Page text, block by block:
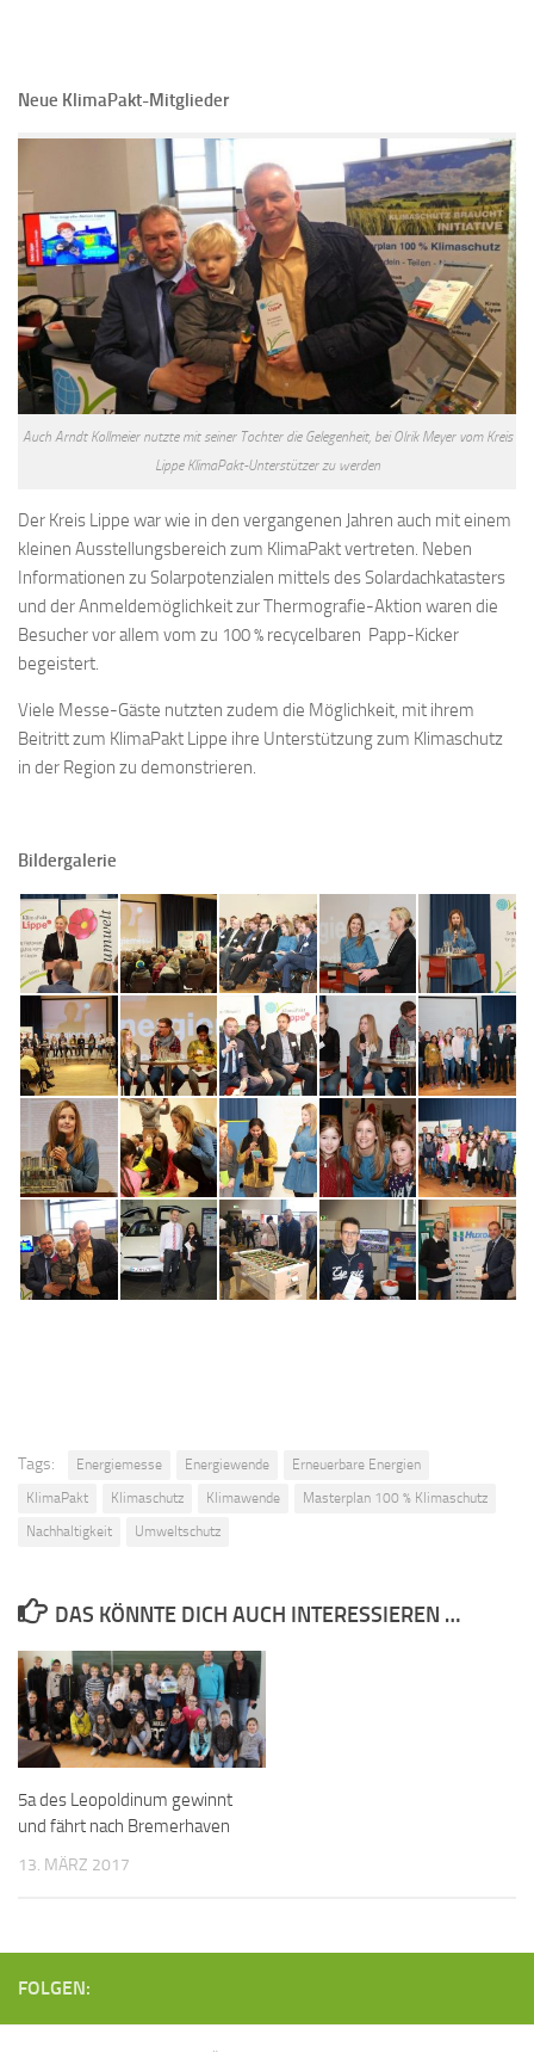
Neue KlimaPakt-Mitglieder
Auch Arndt Kollmeier nutzte mit seiner Tochter die Gelegenheit, bei Olrik Meyer vom Kreis
Lippe KlimaPakt-Unterstützer zu werden
Der Kreis Lippe war wie in den vergangenen Jahren auch mit einem
kleinen Ausstellungsbereich zum KlimaPakt vertreten. Neben
Informationen zu Solarpotenzialen mittels des Solardachkatasters
und der Anmeldemöglichkeit zur Thermografie-Aktion waren die
Besucher vor allem vom zu 100 % recycelbaren Papp-Kicker
begeistert.
Viele Messe-Gäste nutzten zudem die Möglichkeit, mit ihrem
Beitritt zum KlimaPakt Lippe ihre Unterstützung zum Klimaschutz
in der Region zu demonstrieren.
Bildergalerie
Tags: Energiemesse Energiewende
Erneuerbare Energien
KlimaPakt
Klimaschutz Klimawende
Masterplan 100 % Klimaschutz
Nachhaltigkeit
Umweltschutz
DAS KÖNNTE DICH AUCH INTERESSIEREN …
5a des Leopoldinum gewinnt
und fährt nach Bremerhaven
13. MÄRZ 2017
FOLGEN: